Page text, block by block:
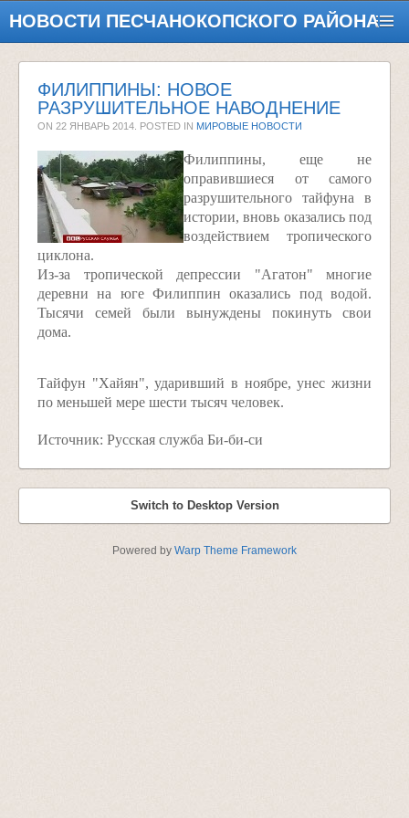
НОВОСТИ ПЕСЧАНОКОПСКОГО РАЙОНА
ФИЛИППИНЫ: НОВОЕ
РАЗРУШИТЕЛЬНОЕ НАВОДНЕНИЕ
ON 22 ЯНВАРЬ 2014 . POSTED IN МИРОВЫЕ НОВОСТИ
Филиппины, еще не
оправившиеся от самого
разрушительного тайфуна в
истории, вновь оказались под
воздействием тропического
циклона.
Из-за тропической депрессии "Агатон" многие
деревни на юге Филиппин оказались под водой.
Тысячи семей были вынуждены покинуть свои
дома.
Тайфун "Хайян", ударивший в ноябре, унес жизни
по меньшей мере шести тысяч человек.
Источник: Русская служба Би-би-си
Switch to Desktop Version
Powered by Warp Theme Framework